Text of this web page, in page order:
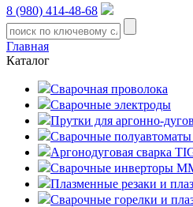
8 (980) 414-48-68
Главная
Каталог
Сварочная проволока
Сварочные электроды
Прутки для аргонно-
Сварочные
Аргонодуговая сварка
Сварочные инверторы
Плазменные резаки и
Сварочные горелки и